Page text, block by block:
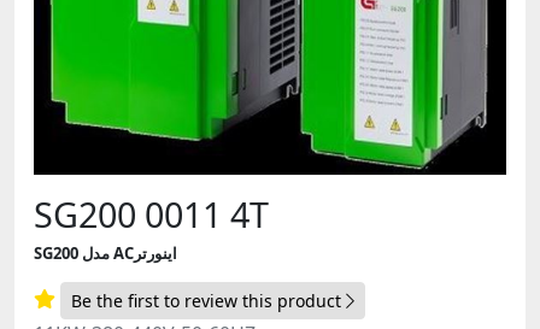
SG200 0011 4T
SG200 مدل ACاینورتر
Be the first to review this product